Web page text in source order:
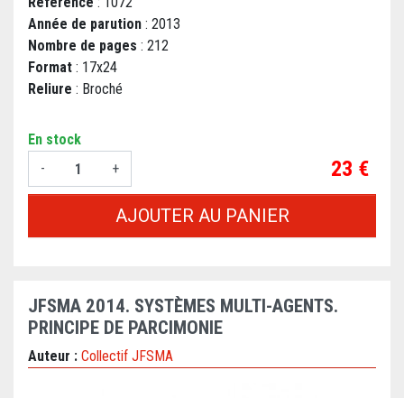
Année de parution : 2013
Nombre de pages : 212
Format : 17x24
Reliure : Broché
En stock
-
+ Prix
23 €
AJOUTER AU PANIER
JFSMA 2014. SYSTÈMES MULTI-AGENTS.
PRINCIPE DE PARCIMONIE
Auteur : Collectif JFSMA